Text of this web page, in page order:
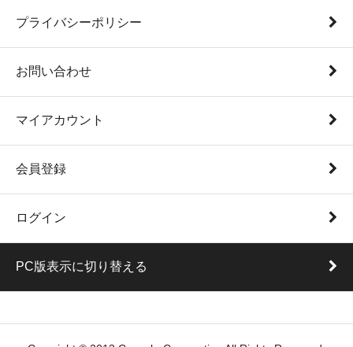
プライバシーポリシー
お問い合わせ
マイアカウント
会員登録
ログイン
PC版表示に切り替える